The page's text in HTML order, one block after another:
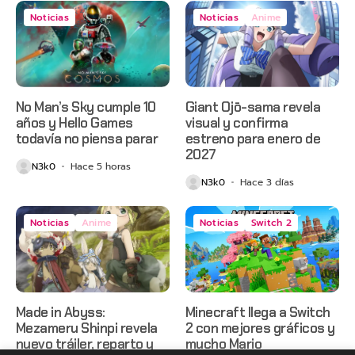
Noticias
No Man’s Sky cumple 10
años y Hello Games
todavía no piensa parar
N3k0 Hace 5 horas
Noticias Anime
Giant Ojō-sama revela
visual y confirma
estreno para enero de
2027
N3k0 Hace 3 días
Noticias Anime
Made in Abyss:
Mezameru Shinpi revela
nuevo tráiler, reparto y
Noticias Switch 2
Minecraft llega a Switch
2 con mejores gráficos y
mucho Mario